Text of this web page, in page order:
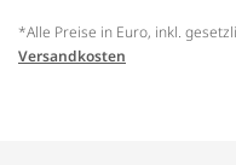
*Alle Preise in Euro, inkl.
Versandkosten